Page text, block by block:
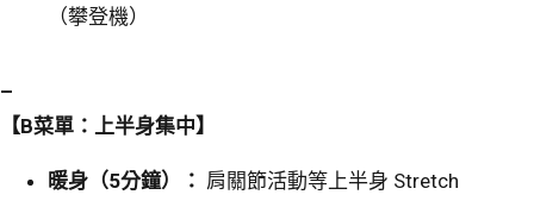
（攀登機）
–
【B菜單：上半身集中】
暖身（5分鐘）： 肩關節活動等上半身 Stretch